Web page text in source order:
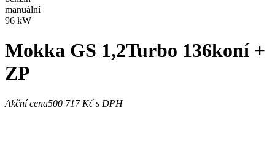
manuální
96 kW
Mokka GS 1,2Turbo 136koní +
ZP
Akční cena500 717 Kčs DPH